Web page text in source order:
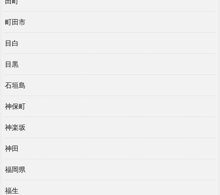
町田市
目白
目黒
石垣島
神保町
神楽坂
神田
福岡県
福生